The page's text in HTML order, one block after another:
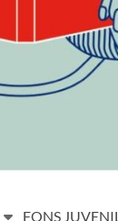
FONS JUVENIL